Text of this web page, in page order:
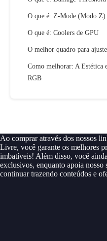
O que é: Z-Mode (Modo Z)
O que é: Coolers de GPU
O melhor quadro para
Como melhorar: A Estética
RGB
Ao comprar através dos nossos
Livre, você garante os melhores
imbatíveis! Além disso, você
exclusivos, enquanto apoia nosso
continuar trazendo conteúdos e